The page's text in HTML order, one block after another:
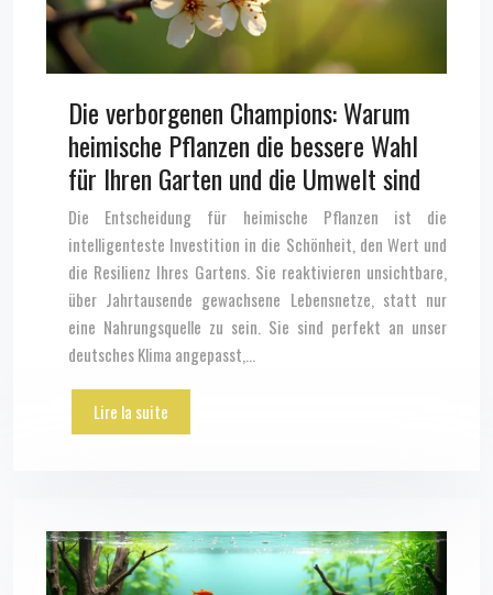
Die verborgenen Champions: Warum
heimische Pflanzen die bessere Wahl
für Ihren Garten und die Umwelt sind
Die Entscheidung für heimische Pflanzen ist die
intelligenteste Investition in die Schönheit, den Wert und
die Resilienz Ihres Gartens. Sie reaktivieren unsichtbare,
über Jahrtausende gewachsene Lebensnetze, statt nur
eine Nahrungsquelle zu sein. Sie sind perfekt an unser
deutsches Klima angepasst,…
Lire la suite